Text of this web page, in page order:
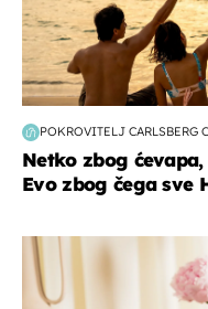
POKROVITELJ CARLSBERG
Netko zbog
Evo zbog čega sve
moda & ljepota